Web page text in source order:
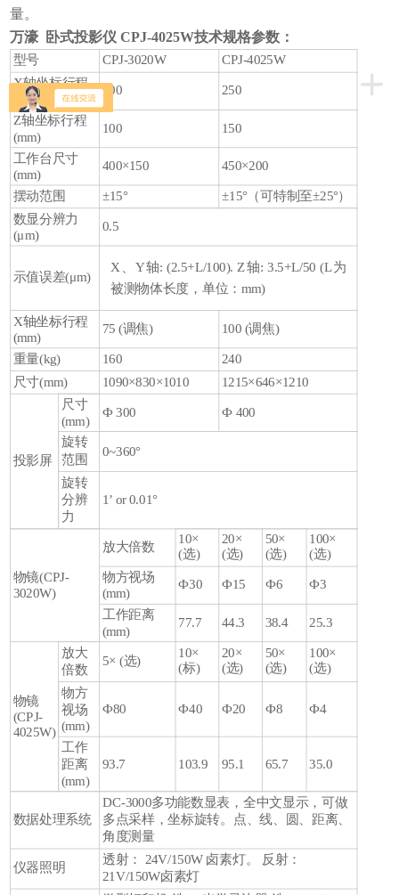
量。
万濠 卧式投影仪 CPJ-4025W技术规格参数：
+
型号 CPJ-3020W CPJ-4025W
X轴坐标行程
(mm)
200 250
Z轴坐标行程
(mm)
100 150
工作台尺寸
(mm)
400×150 450×200
摆动范围 ±15°
±15°（可特制至±25°）
数显分辨力
(μm)
0.5
示值误差(μm)
X、Y轴: (2.5+L/100). Z轴: 3.5+L/50 (L为
被测物体长度，单位：mm)
X轴坐标行程
(mm)
75 (调焦) 100 (调焦)
重量(kg) 160 240
尺寸(mm) 1090×830×1010 1215×646×1210
投影屏
尺寸
(mm)
Ф 300 Ф 400
旋转
范围
0~360°
旋转
分辨
力
1’ or 0.01°
物镜(CPJ-
3020W)
放大倍数
10×
(选)
20×
(选)
50×
(选)
100×
(选)
物方视场
(mm)
Ф30 Ф15 Ф6 Ф3
工作距离
(mm)
77.7 44.3 38.4 25.3
物镜
(CPJ-
4025W)
放大
倍数
5× (选)
10×
(标)
20×
(选)
50×
(选)
100×
(选)
物方
视场
(mm)
Ф80 Ф40 Ф20 Ф8 Ф4
工作
距离
(mm)
93.7 103.9 95.1 65.7 35.0
数据处理系统
DC-3000多功能数显表，全中文显示，可做
多点采样，坐标旋转。点、线、圆、距离、
角度测量
仪器照明
透射： 24V/150W 卤素灯。 反射：
21V/150W卤素灯